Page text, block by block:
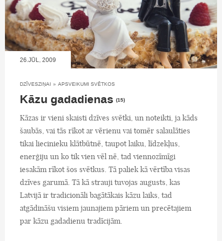
26.JŪL, 2009
DZĪVESZIŅAI » APSVEIKUMI SVĒTKOS
Kāzu gadadienas (15)
Kāzas ir vieni skaisti dzīves svētki, un noteikti, ja kāds
šaubās, vai tās rīkot ar vērienu vai tomēr salaulāties
tikai liecinieku klātbūtnē, taupot laiku, līdzekļus,
enerģiju un ko tik vien vēl nē, tad viennozīmīgi
iesakām rīkot šos svētkus. Tā paliek kā vērtība visas
dzīves garumā. Tā kā strauji tuvojas augusts, kas
Latvijā ir tradicionāli bagātākais kāzu laiks, tad
atgādināšu visiem jaunajiem pāriem un precētajiem
par kāzu gadadienu tradīcijām.